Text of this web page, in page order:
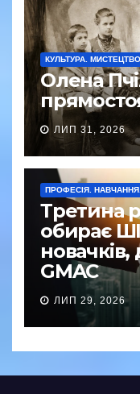
КУЛЬТУРА. МИСТЕЦТВО
Олена
ЛИП 31, 2026
ПРОФЕСІЯ.
Третина
обирає
GMAC
ЛИП 29, 2026